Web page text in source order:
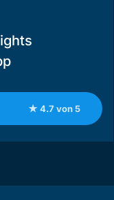
★ 4.7 von 5